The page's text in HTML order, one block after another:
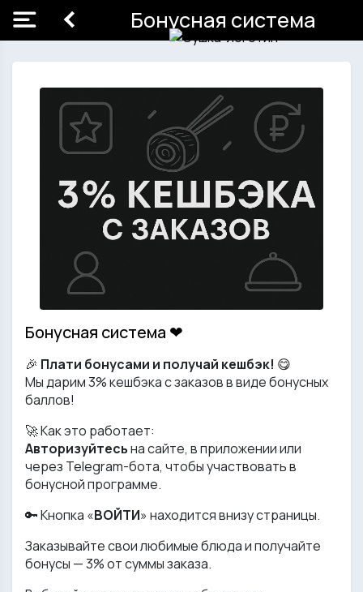
Бонусная система
Бонусная система ❤
🎉 Плати бонусами и получай кешбэк! 😋
Мы дарим 3% кешбэка с заказов в виде бонусных
баллов!
🚀 Как это работает:
Авторизуйтесьна сайте, в приложении или
через Telegram-бота, чтобы участвовать в
бонусной программе.
🔑 Кнопка «ВОЙТИ» находится внизу страницы.
Заказывайте свои любимые блюда и получайте
бонусы — 3% от суммы заказа.